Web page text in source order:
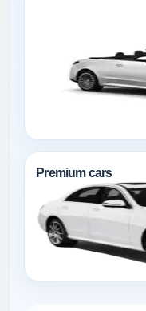
Premium cars